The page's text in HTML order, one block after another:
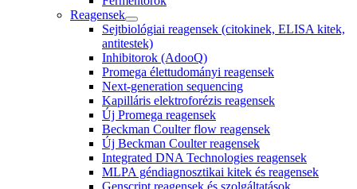
Reagensek
Sejtbiológiai reagensek (citokinek, ELISA kitek,
antitestek)
Inhibitorok (AdooQ)
Promega élettudományi reagensek
Next-generation sequencing
Kapilláris elektroforézis reagensek
Új Promega reagensek
Beckman Coulter flow reagensek
Új Beckman Coulter reagensek
Integrated DNA Technologies reagensek
MLPA géndiagnosztikai kitek és reagensek
Genscript reagensek és szolgáltatások